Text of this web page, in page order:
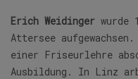
Erich Weidinger wurde
Attersee
einer Friseurlehre
Ausbildung. In Linz